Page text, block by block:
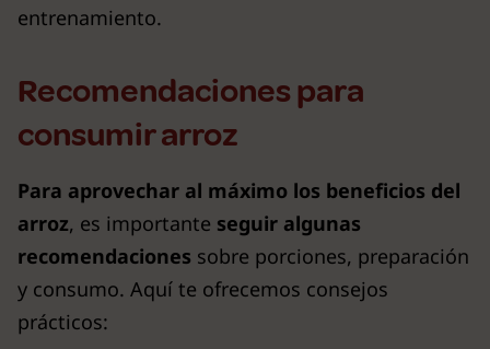
entrenamiento.
Recomendaciones para
consumir arroz
Para aprovechar al máximo los beneficios del
arroz, es importante seguir algunas
recomendaciones sobre porciones, preparación
y consumo. Aquí te ofrecemos consejos
prácticos: